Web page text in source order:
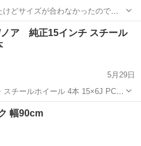
どサイズが合わなかったので出
新品未使用品です。 写真撮影の
ットで3000円強でしたのでお買い
crocs
ノア 純正15インチ スチール
5月29日
イール 4本 15×6J PCD
め、まだまだ...
タイヤ、ホイール
幅90cm